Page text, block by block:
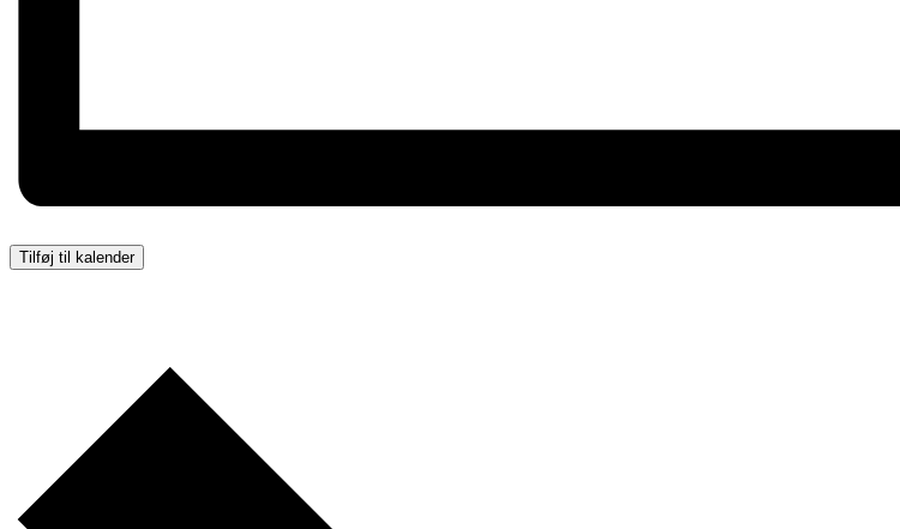
Tilføj til kalender